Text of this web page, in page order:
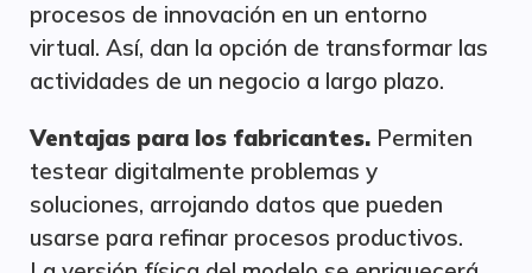
procesos de innovación en un entorno
virtual. Así, dan la opción de transformar las
actividades de un negocio a largo plazo.
Ventajas para los fabricantes. Permiten
testear digitalmente problemas y
soluciones, arrojando datos que pueden
usarse para refinar procesos productivos.